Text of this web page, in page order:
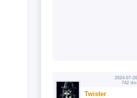
2024-07-
742
Twister